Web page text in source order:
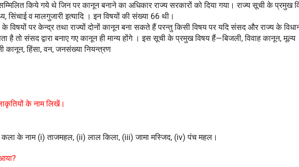
किये गये थे जिन पर कानून बनाने का अधिकार राज्य सरकारों को दिया गया। राज्य सूची के प्रमुख
व मालगुजारी इत्यादि । इन विषयों की संख्या 66 थी।
विषयों पर केन्द्र तथा राज्यों दोनों कानून बना सकते हैं परन्तु किसी विषय पर यदि संसद और राज्य के
है तो संसद द्वारा बनाए गए कानून ही मान्य होंगे । इस सूची के प्रमुख विषय हैं—बिजली, विवाह कानून, मूल्य
कानून, हिंसा, वन, जनसंख्या नियन्त्रण
के नाम लिखें।
कला के नाम (i) ताजमहल, (ii) लाल किला, (iii) जामा मस्जिद, (iv) पंच महल।